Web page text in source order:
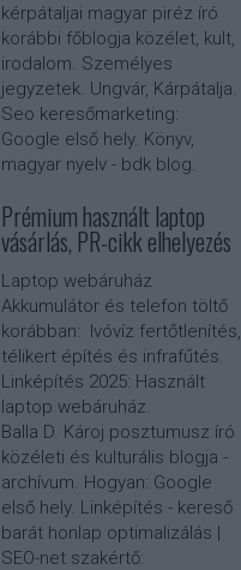
kérpátaljai magyar piréz író
korábbi főblogja közélet, kult,
irodalom. Személyes
jegyzetek. Ungvár, Kárpátalja.
Seo keresőmarketing:
Google első hely. Könyv,
magyar nyelv - bdk blog.
Prémium használt laptop
vásárlás, PR-cikk elhelyezés
Laptop webáruház
Akkumulátor és telefon töltő
korábban: Ivóvíz fertőtlenítés,
télikert építés és infrafűtés.
Linképítés 2025: Használt
laptop webáruház.
Balla D. Károj posztumusz író
közéleti és kulturális blogja -
archívum. Hogyan: Google
első hely. Linképítés - kereső
barát honlap optimalizálás |
SEO-net szakértő: